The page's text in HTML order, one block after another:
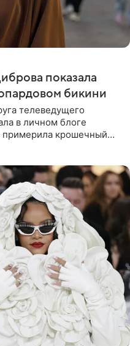
показала
бикини
телеведущего
в личном блоге
крошечный